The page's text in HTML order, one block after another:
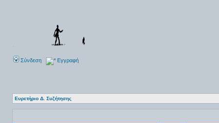
Σύνδεση Εγγραφή
Ευρετήριο Δ. Συζήτησης